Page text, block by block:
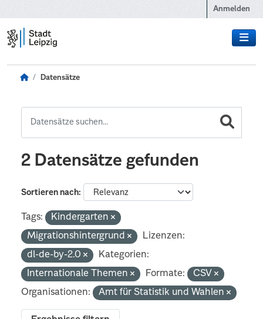
Anmelden
Datensätze
2 Datensätze gefunden
Sortieren nach
Tags:
Kindergarten
Migrationshintergrund
Lizenzen:
dl-de-by-2.0
Kategorien:
Internationale Themen
Formate:
CSV
Organisationen:
Amt für Statistik und Wahlen